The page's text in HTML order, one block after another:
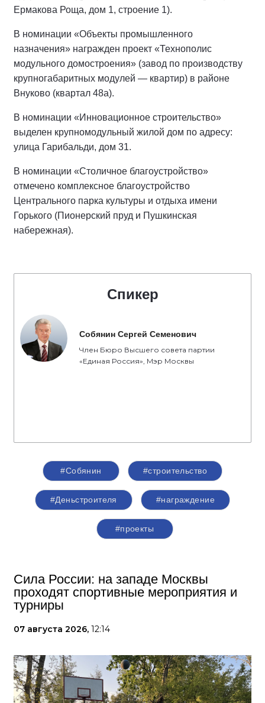
Ермакова Роща, дом 1, строение 1).
В номинации «Объекты промышленного
назначения» награжден проект «Технополис
модульного домостроения» (завод по производству
крупногабаритных модулей — квартир) в районе
Внуково (квартал 48а).
В номинации «Инновационное строительство»
выделен крупномодульный жилой дом по адресу:
улица Гарибальди, дом 31.
В номинации «Столичное благоустройство»
отмечено комплексное благоустройство
Центрального парка культуры и отдыха имени
Горького (Пионерский пруд и Пушкинская
набережная).
Спикер
Собянин Сергей Семенович
Член Бюро Высшего совета партии
«Единая Россия», Мэр Москвы
#Собянин #строительство
#Деньстроителя #награждение
#проекты
Сила России: на западе Москвы
проходят спортивные мероприятия и
турниры
07 августа 2026, 12:14